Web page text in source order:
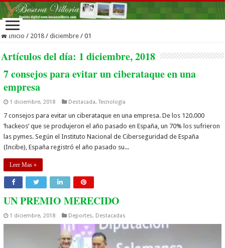
Inicio / 2018 / diciembre / 01
Artículos del día: 1 diciembre, 2018
7 consejos para evitar un ciberataque en una
empresa
1 diciembre, 2018 Destacada,Tecnología
7 consejos para evitar un ciberataque en una empresa. De los 120.000
‘hackeos’ que se produjeron el año pasado en España, un 70% los sufrieron
las pymes. Según el Instituto Nacional de Ciberseguridad de España
(Incibe), España registró el año pasado su...
Leer Mas »
UN PREMIO MERECIDO
1 diciembre, 2018 Deportes, Destacadas